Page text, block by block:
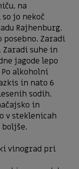
na
jo nekoč
Rajhenburg.
posebno. Zaradi
suhe in
jagode lepo
alkoholni
in nato 6
sodih.
in
v steklenicah
vinograd pri